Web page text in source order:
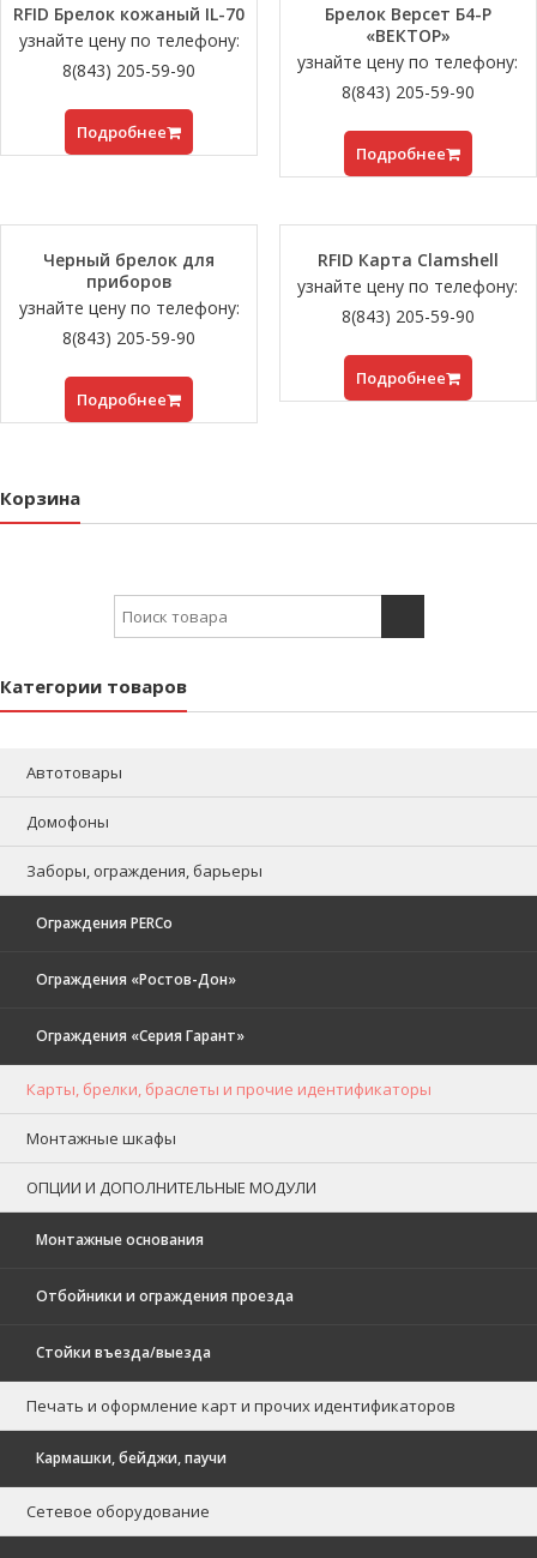
RFID Брелок кожаный IL-70
узнайте цену по телефону:
8(843) 205-59-90
Подробнее
Брелок Версет Б4-Р
«ВЕКТОР»
узнайте цену по телефону:
8(843) 205-59-90
Подробнее
Черный брелок для
приборов
узнайте цену по телефону:
8(843) 205-59-90
Подробнее
RFID Карта Clamshell
узнайте цену по телефону:
8(843) 205-59-90
Подробнее
Корзина
Search for:
Категории товаров
Автотовары
Домофоны
Заборы, ограждения, барьеры
Ограждения PERCo
Ограждения «Ростов-Дон»
Ограждения «Серия Гарант»
Карты, брелки, браслеты и прочие идентификаторы
Монтажные шкафы
ОПЦИИ И ДОПОЛНИТЕЛЬНЫЕ МОДУЛИ
Монтажные основания
Отбойники и ограждения проезда
Стойки въезда/выезда
Печать и оформление карт и прочих идентификаторов
Кармашки, бейджи, паучи
Сетевое оборудование